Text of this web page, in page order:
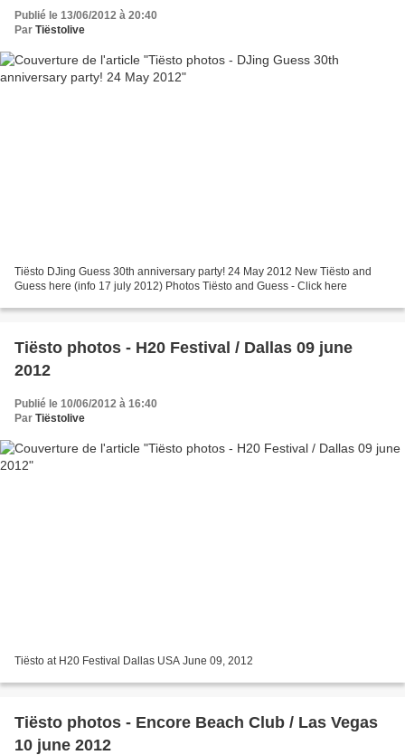
Publié le 13/06/2012 à 20:40
Par Tiëstolive
Tiësto DJing Guess 30th anniversary party! 24 May 2012 New Tiësto and
Guess here (info 17 july 2012) Photos Tiësto and Guess - Click here
Tiësto photos - H20 Festival / Dallas 09 june
2012
Publié le 10/06/2012 à 16:40
Par Tiëstolive
Tiësto at H20 Festival Dallas USA June 09, 2012
Tiësto photos - Encore Beach Club / Las Vegas
10 june 2012